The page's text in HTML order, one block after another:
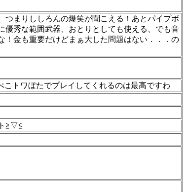
つまりししろんの爆笑が聞こえる！あとパイプボ
優秀な範囲武器、おとりとしても使える、でも音
金も重要だけどまぁ大した問題はない．．．の
トワぼたでプレイしてくれるのは最高ですわ
≧▽≦